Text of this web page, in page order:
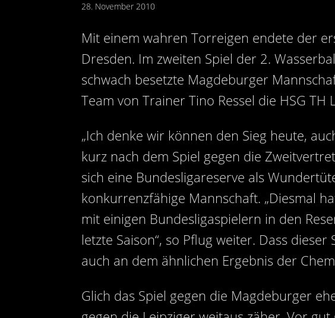
28. November 2010
Mit einem wahren Torreigen endete der
Dresden. Im zweiten Spiel der 2.
schwach besetzte Magdeburger
Team von Trainer Tino Ressel die HSG TH
„Ich denke wir können den Sieg heute,
kurz nach dem Spiel gegen die
sich eine Bundesligareserve als
konkurrenzfähige Mannschaft. „Diesmal
mit einigen Bundesligaspielern in den
letzte Saison“, so Pflug weiter. Dass
auch an dem ähnlichen Ergebnis der
Glich das Spiel gegen die Magdeburger